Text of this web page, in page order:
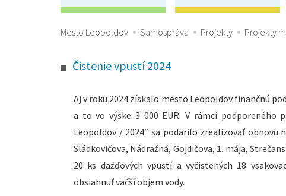
Mesto Leopoldov Samospráva Projekty Projekty
Čistenie vpustí 2024
Aj v roku 2024 získalo mesto Leopoldov finančnú
a to vo výške 3 000 EUR. V rámci podporeného
Leopoldov / 2024“ sa podarilo zrealizovať obnovu
Sládkovičova, Nádražná, Gojdičova, 1. mája,
20 ks dažďových vpustí a vyčistených 18
obsiahnuť väčší objem vody.